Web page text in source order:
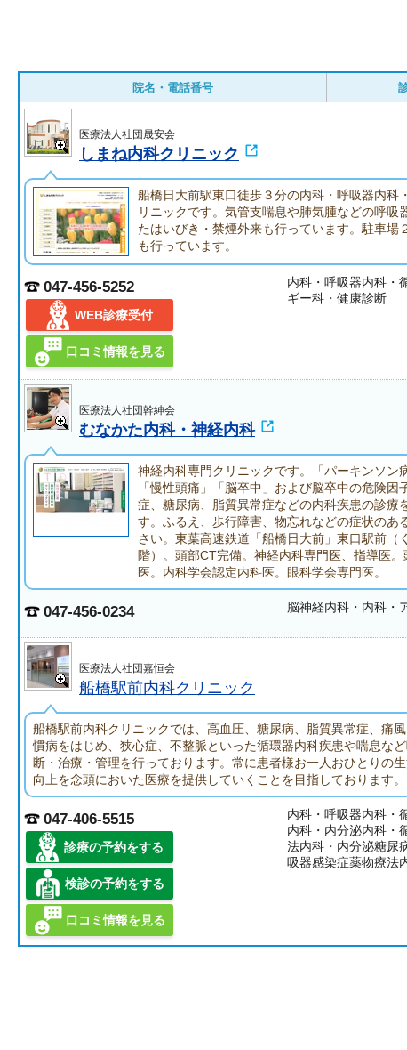
院名・電話番号
医療法人社団晟安会
しまね内科クリニック
船橋日大前駅東口徒歩３分の内科・呼吸器内科
リニックです。気管支喘息や肺気腫などの呼吸
たはいびき・禁煙外来も行っています。駐車場
も行っています。
047-456-5252
WEB診療受付
口コミ情報を見る
内科・呼吸器内科・
ギー科・健康診断
医療法人社団幹紳会
むなかた内科・神経内科
神経内科専門クリニックです。「パーキンソン
「慢性頭痛」「脳卒中」および脳卒中の危険因
症、糖尿病、脂質異常症などの内科疾患の診療
す。ふるえ、歩行障害、物忘れなどの症状のあ
さい。東葉高速鉄道「船橋日大前」東口駅前（
階）。頭部CT完備。神経内科専門医、指導医
医。内科学会認定内科医。眼科学会専門医。
047-456-0234 脳神経内科・内科・
医療法人社団嘉恒会
船橋駅前内科クリニック
船橋駅前内科クリニックでは、高血圧、糖尿病、脂質異常症、痛
慣病をはじめ、狭心症、不整脈といった循環器内科疾患や喘息な
断・治療・管理を行っております。常に患者様お一人おひとりの生
向上を念頭においた医療を提供していくことを目指しております。
047-406-5515
診療の予約をする
検診の予約をする
口コミ情報を見る
内科・呼吸器内科・
内科・内分泌内科・
法内科・内分泌糖尿
吸器感染症薬物療法